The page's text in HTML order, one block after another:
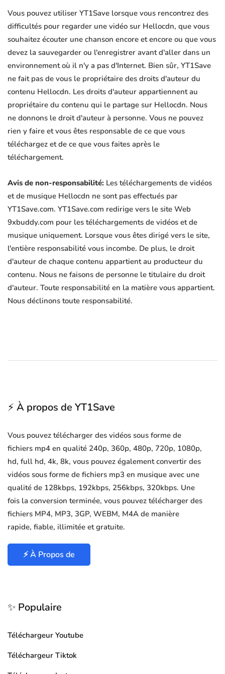
Vous pouvez utiliser YT1Save lorsque vous rencontrez des
difficultés pour regarder une vidéo sur Hellocdn, que vous
souhaitez écouter une chanson encore et encore ou que vous
devez la sauvegarder ou l'enregistrer avant d'aller dans un
environnement où il n'y a pas d'Internet. Bien sûr, YT1Save
ne fait pas de vous le propriétaire des droits d'auteur du
contenu Hellocdn. Les droits d'auteur appartiennent au
propriétaire du contenu qui le partage sur Hellocdn. Nous
ne donnons le droit d'auteur à personne. Vous ne pouvez
rien y faire et vous êtes responsable de ce que vous
téléchargez et de ce que vous faites après le
téléchargement.
Avis de non-responsabilité: Les téléchargements de vidéos
et de musique Hellocdn ne sont pas effectués par
YT1Save.com. YT1Save.com redirige vers le site Web
9xbuddy.com pour les téléchargements de vidéos et de
musique uniquement. Lorsque vous êtes dirigé vers le site,
l'entière responsabilité vous incombe. De plus, le droit
d'auteur de chaque contenu appartient au producteur du
contenu. Nous ne faisons de personne le titulaire du droit
d'auteur. Toute responsabilité en la matière vous appartient.
Nous déclinons toute responsabilité.
⚡ À propos de YT1Save
Vous pouvez télécharger des vidéos sous forme de
fichiers mp4 en qualité 240p, 360p, 480p, 720p, 1080p,
hd, full hd, 4k, 8k, vous pouvez également convertir des
vidéos sous forme de fichiers mp3 en musique avec une
qualité de 128kbps, 192kbps, 256kbps, 320kbps. Une
fois la conversion terminée, vous pouvez télécharger des
fichiers MP4, MP3, 3GP, WEBM, M4A de manière
rapide, fiable, illimitée et gratuite.
⚡ À Propos de
✨ Populaire
Téléchargeur Youtube
Téléchargeur Tiktok